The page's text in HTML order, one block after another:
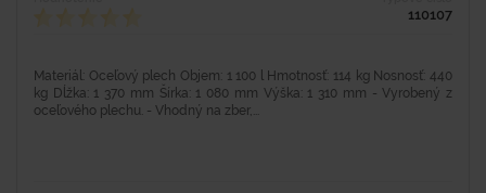
110107
Materiál: Oceľový plech Objem: 1 100 l Hmotnosť: 114 kg Nosnosť: 440
kg Dĺžka: 1 370 mm Šírka: 1 080 mm Výška: 1 310 mm - Vyrobený z
oceľového plechu. - Vhodný na zber,...